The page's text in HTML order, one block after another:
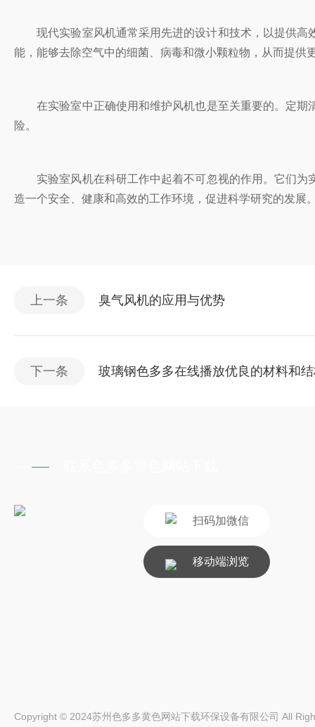
现代实验室风机通常采用先进的设计和技术，以提供高效
能，能够去除空气中的细菌、病毒和微小颗粒物，从而提供
在实验室中正确使用和维护风机也是至关重要的。定期清
险。
实验室风机在科研工作中起着不可忽视的作用。它们为实
造一个安全、健康和高效的工作环境，促进科学研究的发展
上一条 臭气风机的应用与优势
下一条 玻璃钢色多多在线播放优良的材料和
扫码加微信
移动端浏览
Copyright © 2024苏州色多多黄色网站下载环保设备有限公司 All